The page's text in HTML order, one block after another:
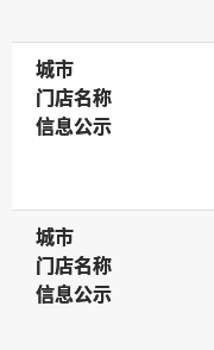
城市
城市
门店名称
门店名称
信息公示
信息公示
城市
城市
门店名称
门店名称
信息公示
信息公示